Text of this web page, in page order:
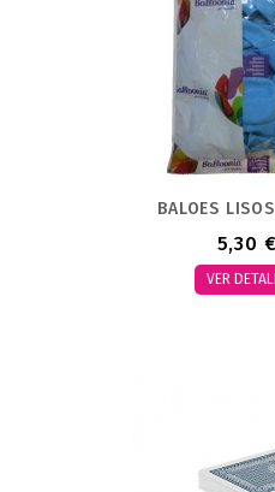
BALOES
5,30 €
VER